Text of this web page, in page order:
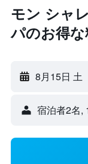
モン シャ
パのお得
8月15日 土
宿泊者2名,